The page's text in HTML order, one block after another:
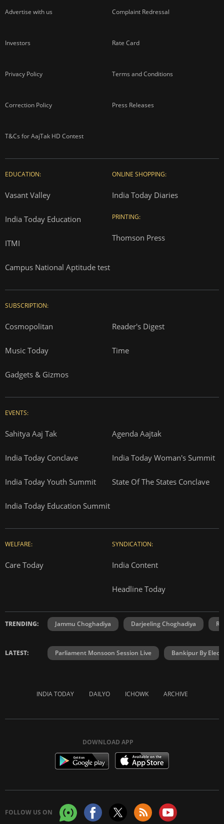
Advertise with us Complaint Redressal
Investors Rate Card
Privacy Policy Terms and Conditions
Correction Policy Press Releases
T&Cs for AajTak HD Contest
EDUCATION:
Vasant Valley
India Today Education
ITMI
Campus National Aptitude test
ONLINE SHOPPING:
India Today Diaries
PRINTING:
Thomson Press
SUBSCRIPTION:
Cosmopolitan Reader's Digest
Music Today Time
Gadgets & Gizmos
EVENTS:
Sahitya Aaj Tak Agenda Aajtak
India Today Conclave India Today Woman's Summit
India Today Youth Summit State Of The States Conclave
India Today Education Summit
WELFARE:
Care Today
SYNDICATION:
India Content
Headline Today
TRENDING: Jammu Choghadiya Darjeeling Choghadiya
LATEST: Parliament Monsoon Session Live Bankipur By
INDIA TODAY DAILYO ICHOWK ARCHIVE
DOWNLOAD APP
FOLLOW US ON